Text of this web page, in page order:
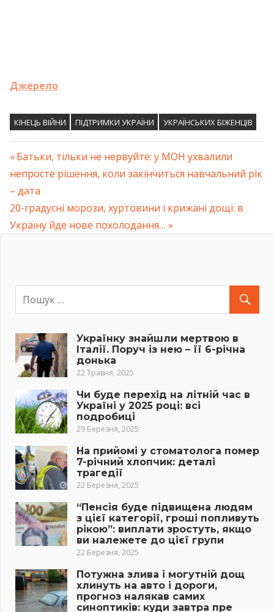
Джерело
КІНЕЦЬ ВІЙНИ ПІДТРИМКИ УКРАЇНИ УКРАЇНСЬКИХ БІЖЕНЦІВ
Навігація
записів
Previous
Post:
Батьки, тільки не нервуйте: у МОН ухвалили
непросте рішення, коли закінчиться навчальний рік
– дата
Next
Post:
20-градусні морози, хуртовини і крижані дощі: в
Україну йде нове похолодання…
Українку знайшли мертвою в
Італії. Поруч із нею – її 6-річна
донька
22 Травня, 2025
Чи буде перехід на літній час в
Україні у 2025 році: всі
подробиці
29 Березня, 2025
На прийомі у стоматолога помер
7-річний хлопчик: деталі
трагедії
22 Березня, 2025
“Пенсія буде підвищена людям
з цієї категорії, гроші попливуть
рікою”: виплати зростуть, якщо
ви належете до цієї групи
22 Березня, 2025
Потужна злива і могутній дощ
хлинуть на авто і дороги,
прогноз налякав самих
синоптиків: куди завтра пре